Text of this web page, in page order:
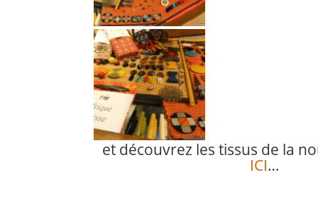
et découvrez les tissus de la
ICI…